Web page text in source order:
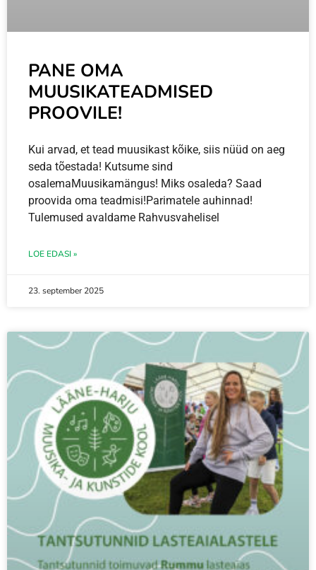
PANE OMA
MUUSIKATEADMISED
PROOVILE!
Kui arvad, et tead muusikast kõike, siis nüüd on aeg
seda tõestada! Kutsume sind
osalemaMuusikamängus! Miks osaleda? Saad
proovida oma teadmisi!Parimatele auhinnad!
Tulemused avaldame Rahvusvahelisel
LOE EDASI »
23. september 2025